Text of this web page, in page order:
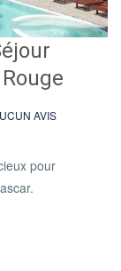
AVIS
pour